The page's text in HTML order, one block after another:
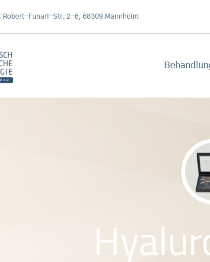
Robert-Funari-Str. 2-6, 68309 Mannheim